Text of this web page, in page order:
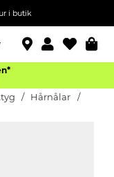
i butik
Hårnålar